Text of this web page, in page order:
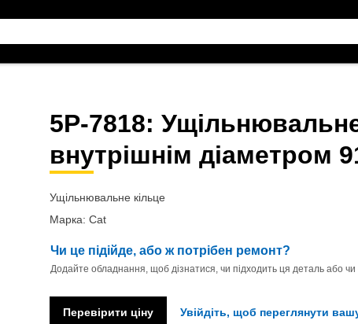
5P-7818:
внутрішнім діаметром
Ущільнювальне кільце
Марка: Cat
Чи це підійде, або ж потрібен ремонт?
Додайте обладнання, щоб дізнатися, чи підходить ця деталь або чи
Перевірити ціну Увійдіть, щоб переглянути